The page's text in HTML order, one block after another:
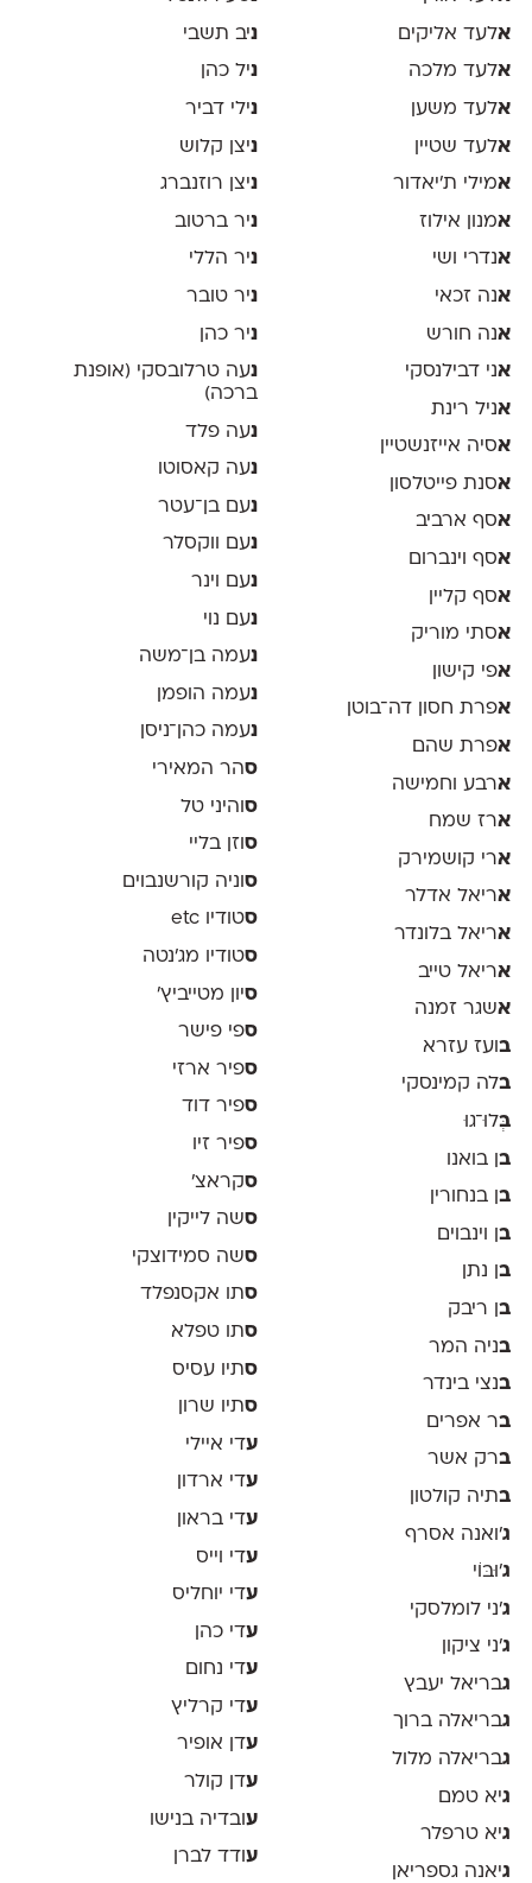
אלעד אליקים
אלעד מלכה
אלעד משען
אלעד שטיין
אמילי ת׳יאדור
אמנון אילוז
אנדרי ושי
אנה זכאי
אנה חורש
אני דבילנסקי
אניל רינת
אסיה אייזנשטיין
אסנת פייטלסון
אסף ארביב
אסף וינברום
אסף קליין
אסתי מוריק
אפי קישון
אפרת חסון דה־בוטן
אפרת שהם
ארבע וחמישה
ארז שמח
ארי קושמירק
אריאל אדלר
אריאל בלונדר
אריאל טייב
אשגר זמנה
בועז עזרא
בלה קמינסקי
בְּלוּ־גוּ
בן בואנו
בן בנחורין
בן וינבוים
בן נתן
בן ריבק
בניה המר
בנצי בינדר
בר אפרים
ברק אשר
בתיה קולטון
ג'ואנה אסרף
ג'וּבּוֹי
ג׳ני לומלסקי
ג׳ני ציקון
גבריאל יעבץ
גבריאלה ברוך
גבריאלה מלול
גיא טמם
גיא טרפלר
גיאנה גספריאן
ניב תשבי
ניל כהן
נילי דביר
ניצן קלוש
ניצן רוזנברג
ניר ברטוב
ניר הללי
ניר טובר
ניר כהן
נעה טרלובסקי (אופנת
ברכה)
נעה פלד
נעה קאסוטו
נעם בן־עטר
נעם ווקסלר
נעם וינר
נעם נוי
נעמה בן־משה
נעמה הופמן
נעמה כהן־ניסן
סהר המאירי
ס והיני טל
סוזן בליי
ס וניה קורשנבוים
סטודיו etc
סטודיו מג'נטה
סיון מטייביץ׳
ספי פישר
ספיר ארזי
ספיר דוד
ספיר זיו
סקראצ׳
סשה לייקין
סשה סמידוצקי
סתו אקסנפלד
סתו טפלא
סתיו עסיס
סתיו שרון
עדי איילי
עדי ארדון
עדי בראון
עדי וייס
עדי יוחליס
עדי כהן
עדי נחום
עדי קרליץ
עדן אופיר
עדן קולר
ע ובדיה בנישו
עודד לברן